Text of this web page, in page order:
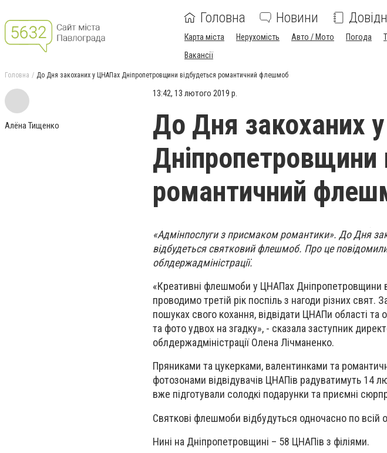
Головна Новини
Карта міста Нерухомість Авто / Мото Погода
Вакансії
Головна До Дня закоханих у ЦНАПах Дніпропетровщини відбудеться романтичний флешмоб
Алёна Тищенко
13:42, 13 лютого 2019 р.
До Дня закоханих
Дніпропетровщини
романтичний
«Адмінпослуги з присмаком романтики». До Дня
відбудеться святковий флешмоб. Про це
облдержадміністрації.
«Креативні флешмоби у ЦНАПах Дніпропетровщини
проводимо третій рік поспіль з нагоди різних свят.
пошуках свого кохання, відвідати ЦНАПи області та
та фото удвох на згадку», - сказала заступник
облдержадміністрації Олена Лічманенко.
Пряниками та цукерками, валентинками та
фотозонами відвідувачів ЦНАПів радуватимуть 14
вже підготували солодкі подарунки та приємні
Святкові флешмоби відбудуться одночасно по всій
Нині на Дніпропетровщині – 58 ЦНАПів з філіями.